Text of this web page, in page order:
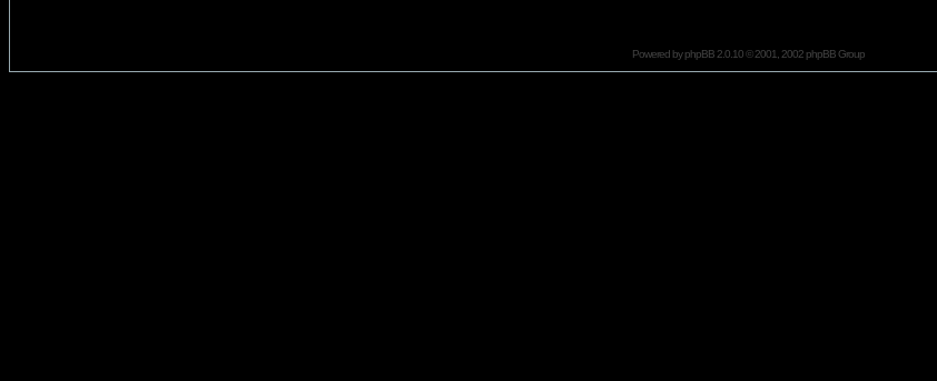
Powered byphpBB2.0.10 © 2001, 2002 phpBB Group